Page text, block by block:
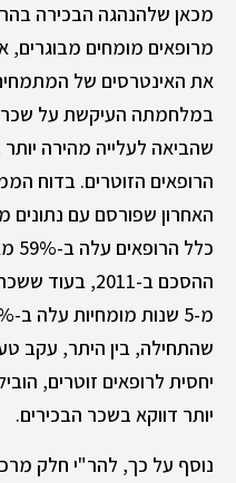
מכאן שלהנהגה הבכירה
מרופאים מומחים מבוגרים,
את האינטרסים של
במלחמתה העיקשת על שכר
שהביאה לעלייה מהירה
הרופאים הזוטרים. בדוח
ההסכם ב-2011,
שהתחילה, בין היתר, עקב
יחסית לרופאים זוטרים,
יותר דווקא בשכר הבכירים.
נוסף על כך, להר"י חלק